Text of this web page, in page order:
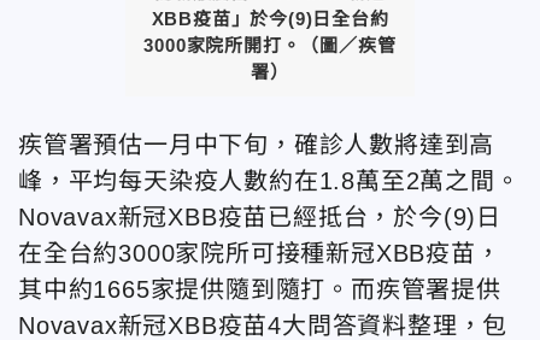
XBB疫苗」於今(9)日全台約
3000家院所開打。（圖／疾管
署）
疾管署預估一月中下旬，確診人數將達到高
峰，平均每天染疫人數約在1.8萬至2萬之間。
Novavax新冠XBB疫苗已經抵台，於今(9)日
在全台約3000家院所可接種新冠XBB疫苗，
其中約1665家提供隨到隨打。而疾管署提供
Novavax新冠XBB疫苗4大問答資料整理，包